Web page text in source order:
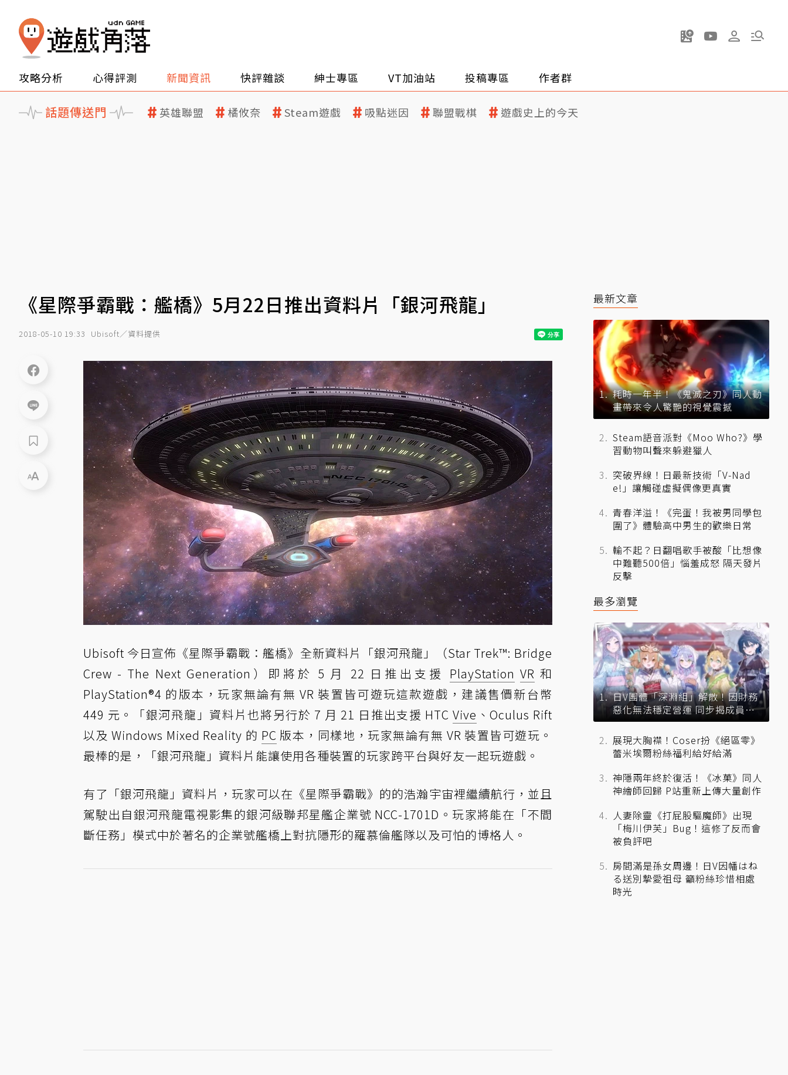
攻略分析 心得評測 新聞資訊 快評雜談 紳士專區 VT加油站 投稿專區 作者群
話題傳送門 英雄聯盟 橘攸奈 Steam遊戲 吸點迷因 聯盟戰棋 遊戲史上的今天
《星際爭霸戰：艦橋》5月22日推出資料片「銀河飛龍」
2018-05-10 19:33 Ubisoft／資料提供
Ubisoft 今日宣佈《星際爭霸戰：艦橋》全新資料片「銀河飛龍」（Star Trek™: Bridge
Crew - The Next Generation）即將於 5 月 22 日推出支援 PlayStation VR 和
PlayStation®4 的版本，玩家無論有無 VR 裝置皆可遊玩這款遊戲，建議售價新台幣
449 元。「銀河飛龍」資料片也將另行於 7 月 21 日推出支援 HTC Vive 、Oculus Rift
以及 Windows Mixed Reality 的 PC 版本，同樣地，玩家無論有無 VR 裝置皆可遊玩。
最棒的是，「銀河飛龍」資料片能讓使用各種裝置的玩家跨平台與好友一起玩遊戲。
有了「銀河飛龍」資料片，玩家可以在《星際爭霸戰》的的浩瀚宇宙裡繼續航行，並且
駕駛出自銀河飛龍電視影集的銀河級聯邦星艦企業號 NCC-1701D。玩家將能在「不間
斷任務」模式中於著名的企業號艦橋上對抗隱形的羅慕倫艦隊以及可怕的博格人。
最新文章
耗時一年半！《鬼滅之刃》同人動
畫帶來令人驚艷的視覺震撼
Steam語音派對《Moo Who?》學
習動物叫聲來躲避獵人
突破界線！日最新技術「V-Nad
e!」讓觸碰虛擬偶像更真實
青春洋溢！《完蛋！我被男同學包
圍了》體驗高中男生的歡樂日常
輸不起？日翻唱歌手被酸「比想像
中難聽500倍」惱羞成怒 隔天發片
反擊
最多瀏覽
日V團體「深淵組」解散！因財務
惡化無法穩定營運 同步揭成員未
來去向
展現大胸襟！Coser扮《絕區零》
蕾米埃爾粉絲福利給好給滿
神隱兩年終於復活！《冰菓》同人
神繪師回歸 P站重新上傳大量創作
人妻除靈《打屁股驅魔師》出現
「梅川伊芙」Bug！這修了反而會
被負評吧
房間滿是孫女周邊！日V因幡はね
る送別摯愛祖母 籲粉絲珍惜相處
時光